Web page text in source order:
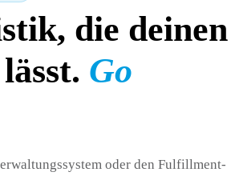
die deinen
. Go
oder den Fulfillment-